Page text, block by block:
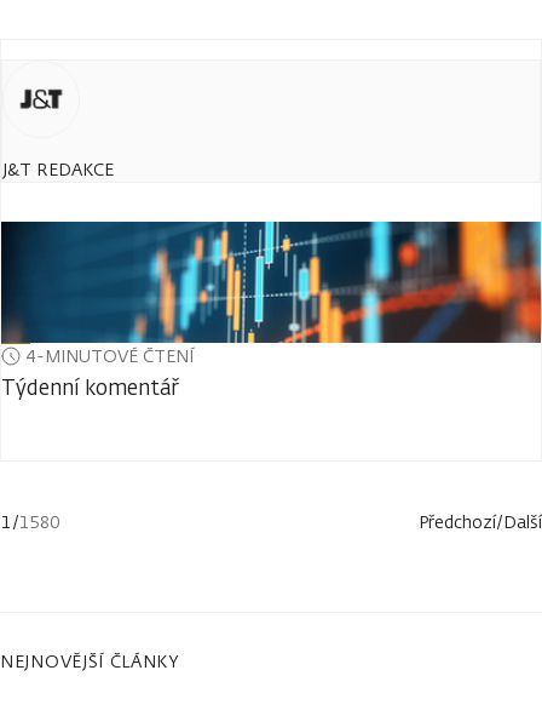
J&T REDAKCE
4-MINUTOVÉ ČTENÍ
Týdenní komentář
1/1580 Předchozí/Další
NEJNOVĚJŠÍ ČLÁNKY